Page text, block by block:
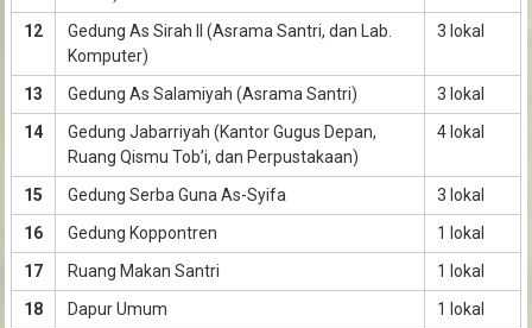
12
Gedung As Sirah II (Asrama Santri, dan Lab.
Komputer)
3 lokal
13 Gedung As Salamiyah (Asrama Santri)
3 lokal
14
Gedung Jabarriyah (Kantor Gugus Depan,
Ruang Qismu Tob’i, dan Perpustakaan)
4 lokal
15 Gedung Serba Guna As-Syifa
3 lokal
16
Gedung Koppontren
1 lokal
17
Ruang Makan Santri
1 lokal
18
Dapur Umum
1 lokal